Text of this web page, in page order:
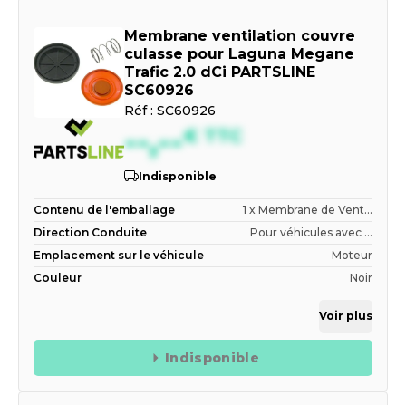
Membrane ventilation couvre
culasse pour Laguna Megane
Trafic 2.0 dCi PARTSLINE
SC60926
Réf : SC60926
--,--€ TTC
Indisponible
Contenu de l'emballage
1 x Membrane de Vent...
Direction Conduite
Pour véhicules avec ...
Emplacement sur le véhicule
Moteur
Couleur
Noir
Voir plus
Indisponible